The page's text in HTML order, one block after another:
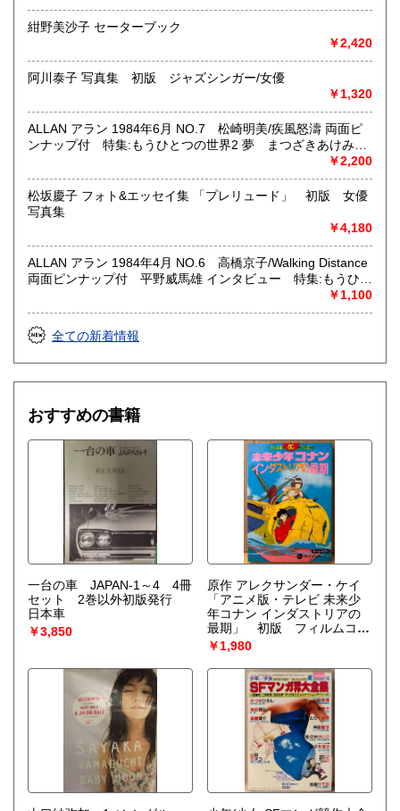
メール web@bookdash.net または専用ページでお問い合
わせください。
お電話 03-3219-5991でも受け付けております。
しく説明した文章をお付けしております。ご安心ください。
趣味、サブカルチャー、古書一般（その他）
女優・アイドル・グラビア・アダルトや映画・マンガ等
紺野美沙子 セーターブック
￥2,420
阿川泰子 写真集 初版 ジャズシンガー/女優
￥1,320
ALLAN アラン 1984年6月 NO.7 松崎明美/疾風怒濤 両面ピ
ンナップ付 特集:もうひとつの世界2 夢 まつざきあけみ・
木村べん 他 少女のための耽美派マガジン 隔月刊 耽美系
￥2,200
松坂慶子 フォト&エッセイ集 「プレリュード」 初版 女優
写真集
￥4,180
ALLAN アラン 1984年4月 NO.6 高橋京子/Walking Distance
両面ピンナップ付 平野威馬雄 インタビュー 特集:もうひと
つの世界 精神について 山田章博・まつざきあけみ・木村べ
ん 他 少女のための耽美派マガジン 隔月刊 耽美系
￥1,100
全ての新着情報
おすすめの書籍
一台の車 JAPAN-1～4 4冊
セット 2巻以外初版発行
日本車
￥3,850
原作 アレクサンダー・ケイ
「アニメ版・テレビ 未来少
年コナン インダストリアの
最期」 初版 フィルムコミ
ック オールカラー
￥1,980